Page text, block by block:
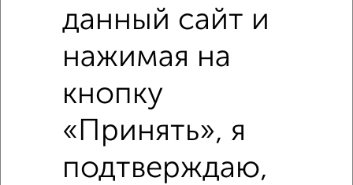
Средняя цена район
Это предложение
Средняя цена по городу
данный сайт и
нажимая на
кнопку
«Принять», я
подтверждаю,